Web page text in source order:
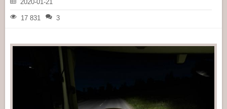
2020-01-21
17 831 3